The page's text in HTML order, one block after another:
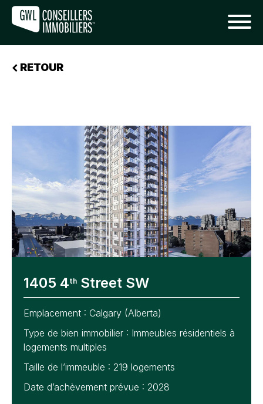
RETOUR
1405 4th Street SW
Emplacement : Calgary (Alberta)
Type de bien immobilier : Immeubles résidentiels à
logements multiples
Taille de l’immeuble : 219 logements
Date d’achèvement prévue : 2028